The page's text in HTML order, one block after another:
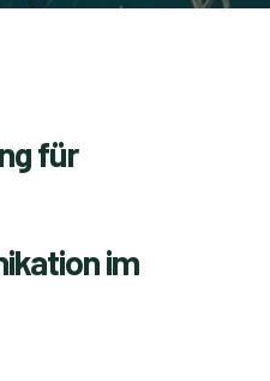
für
im